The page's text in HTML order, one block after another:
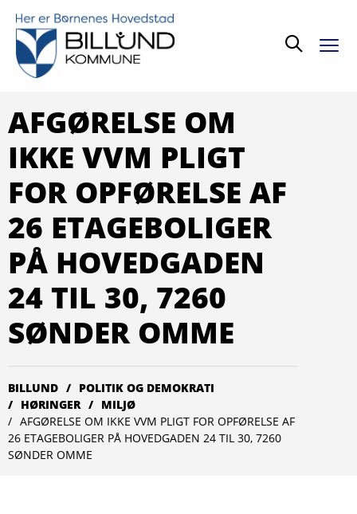
Søg
AFGØRELSE OM
IKKE VVM PLIGT
FOR OPFØRELSE AF
26 ETAGEBOLIGER
PÅ HOVEDGADEN
24 TIL 30, 7260
SØNDER OMME
BILLUND
POLITIK OG DEMOKRATI
HØRINGER
MILJØ
AFGØRELSE OM IKKE VVM PLIGT FOR OPFØRELSE AF
26 ETAGEBOLIGER PÅ HOVEDGADEN 24 TIL 30, 7260
SØNDER OMME